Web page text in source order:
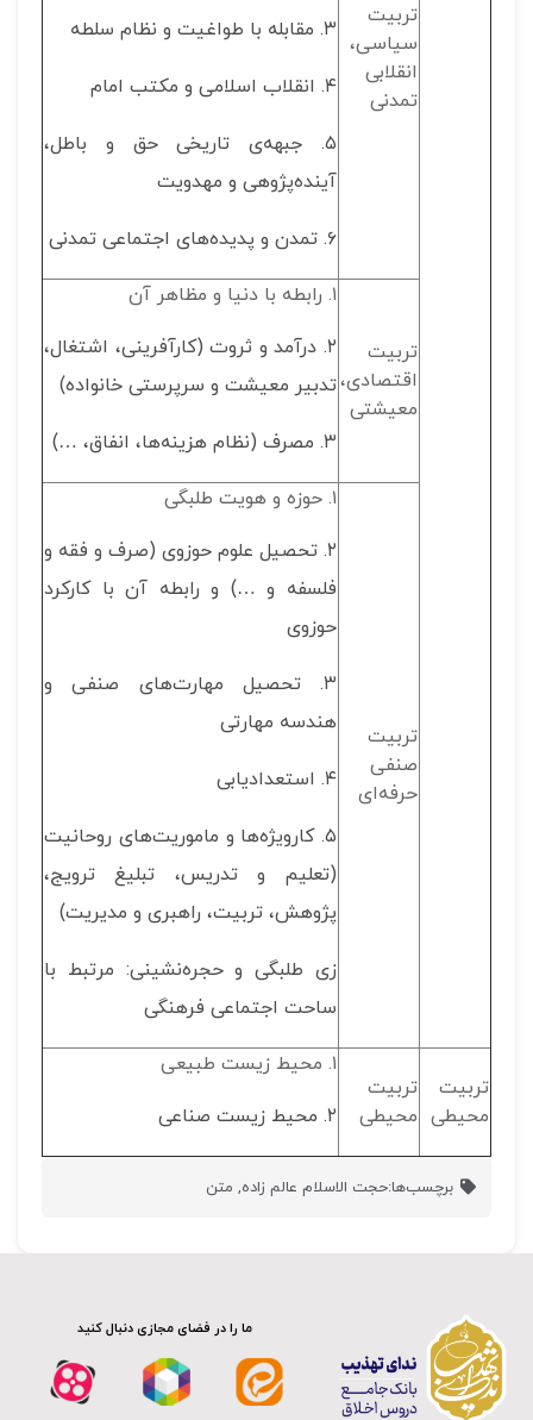
تربیت
سیاسی،
انقلابی
تمدنی
۳. مقابله با طواغیت و نظام سلطه
۴. انقلاب اسلامی و مکتب امام
۵. جبهه‌ی تاریخی حق و باطل،
آینده‌پژوهی و مهدویت
۶. تمدن و پدیده‌های اجتماعی تمدنی
تربیت
اقتصادی،
معیشتی
۱. رابطه با دنیا و مظاهر آن
۲. درآمد و ثروت (کارآفرینی، اشتغال،
تدبیر معیشت و سرپرستی خانواده)
۳. مصرف (نظام هزینه‌ها، انفاق، …)
تربیت
صنفی
حرفه‌ای
۱. حوزه و هویت طلبگی
۲. تحصیل علوم حوزوی (صرف و فقه و
فلسفه و …) و رابطه آن با کارکرد
حوزوی
۳. تحصیل مهارت‌های صنفی و
هندسه مهارتی
۴. استعدادیابی
۵. کارویژه‌ها و ماموریت‌های روحانیت
(تعلیم و تدریس، تبلیغ ترویج،
پژوهش، تربیت، راهبری و مدیریت)
زی طلبگی و حجره‌نشینی: مرتبط با
ساحت اجتماعی فرهنگی
تربیت
محیطی
تربیت
محیطی
۱. محیط زیست طبیعی
۲. محیط زیست صناعی
برچسب‌ها:حجت الاسلام عالم زاده, متن
ما را در فضای مجازی دنبال کنید